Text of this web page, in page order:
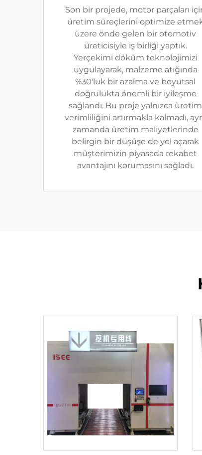
Son bir projede, motor parçaları
üretim süreçlerini optimize
üzere önde gelen bir otomotiv
üreticisiyle iş birliği yaptık.
Yerçekimi döküm teknolojimizi
uygulayarak, malzeme atığında
%30'luk bir azalma ve boyutsal
doğrulukta önemli bir iyileşme
sağlandı. Bu proje yalnızca üretim
verimliliğini artırmakla kalmadı,
zamanda üretim maliyetlerinde
belirgin bir düşüşe de yol açarak
müşterimizin piyasada rekabet
avantajını korumasını sağladı.